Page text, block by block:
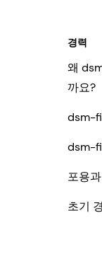
경력
왜
까요?
dsm-
dsm-
포용
초기